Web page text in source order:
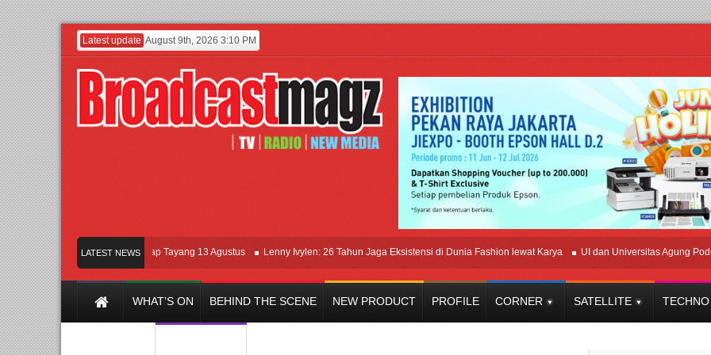
Latest update August 9th, 2026 3:10 PM
LATEST NEWS
Film KETOK MEJIK Siap Tayang 13 Agustus Lenny Ivylen: 26 Tahun Jaga Eksistensi di Dunia Fashion lewat Karya UI dan Universitas Agung Podomoro
WHAT’S ON BEHIND THE SCENE NEW PRODUCT PROFILE CORNER SATELLITE TECHNO